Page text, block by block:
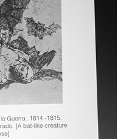
Sonne
Clark weist in
des
des
Mit anderen Worten:
beschreibt ein
Verstand, Schlaf
der Schlafwandler